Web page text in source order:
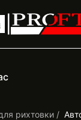
рихтовки